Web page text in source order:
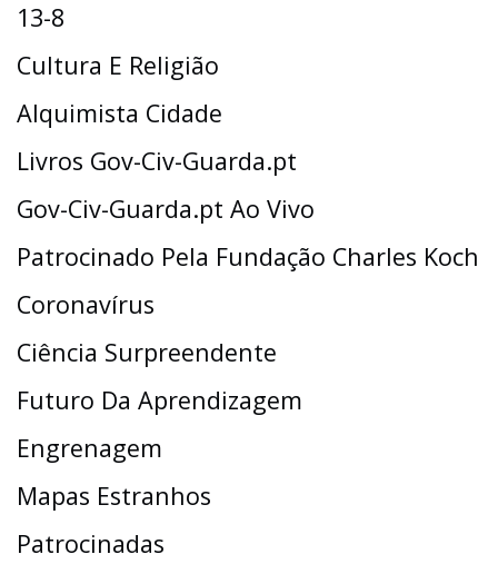
13-8
Cultura E Religião
Alquimista Cidade
Livros Gov-Civ-Guarda.pt
Gov-Civ-Guarda.pt Ao Vivo
Patrocinado Pela Fundação Charles Koch
Coronavírus
Ciência Surpreendente
Futuro Da Aprendizagem
Engrenagem
Mapas Estranhos
Patrocinadas